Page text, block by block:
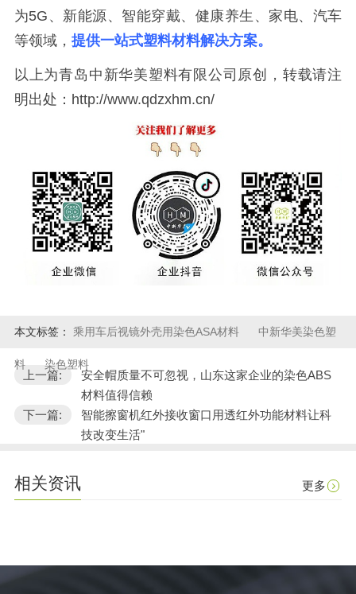
为5G、新能源、智能穿戴、健康养生、家电、汽车
等领域， 提供一站式塑料材料解决方案。
以上为青岛中新华美塑料有限公司原创，转载请注
明出处：http://www.qdzxhm.cn/
本文标签： 乘用车后视镜外壳用染色ASA材料 中新华美染色塑
料 染色塑料
上一篇:
安全帽质量不可忽视，山东这家企业的染色ABS
材料值得信赖
下一篇:
智能擦窗机红外接收窗口用透红外功能材料让科
技改变生活"
相关资讯 更多